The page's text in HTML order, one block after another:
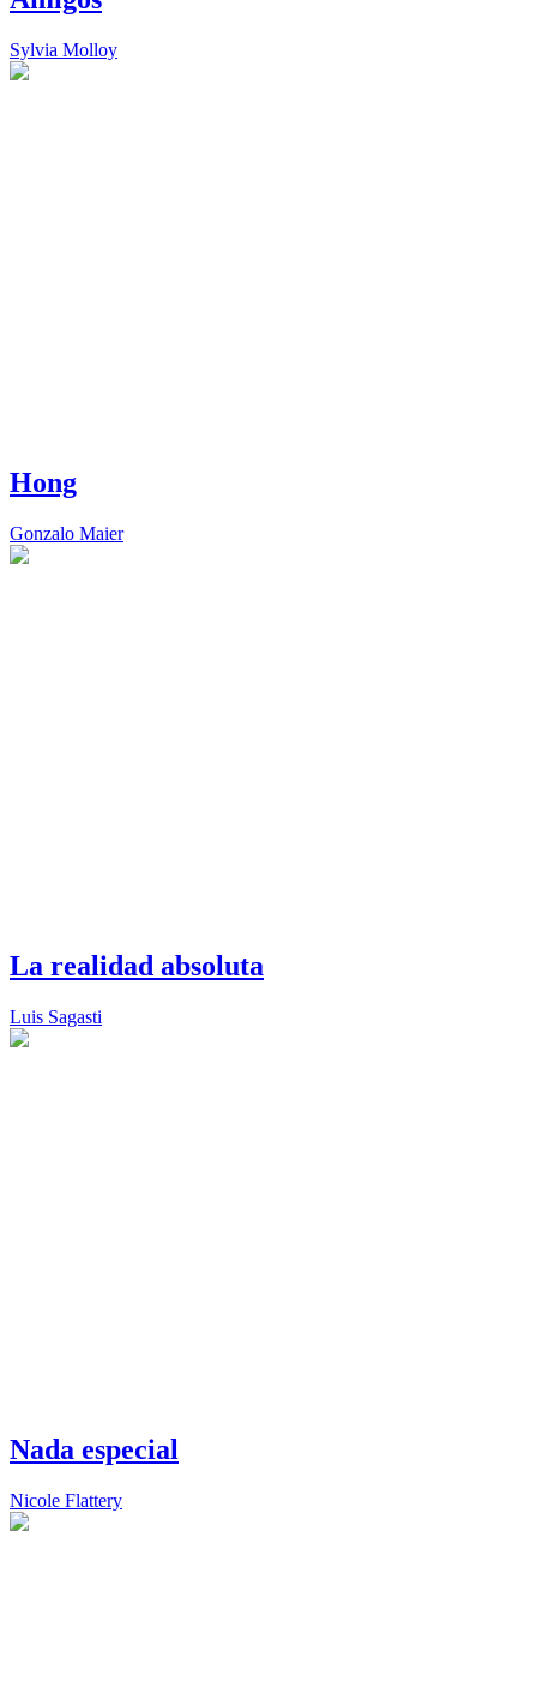
Sylvia Molloy
Hong
Gonzalo Maier
La realidad absoluta
Luis Sagasti
Nada especial
Nicole Flattery